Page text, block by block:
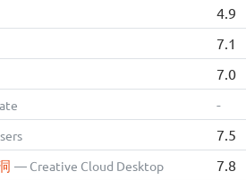
4.9
7.1
7.0
-
7.5
— Creative Cloud Desktop 7.8